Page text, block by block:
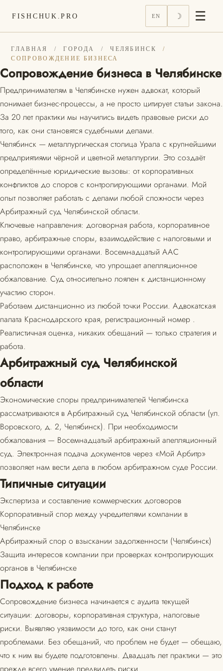
FISHCHUK.PRO EN ☽ ☰
ГЛАВНАЯ / ГОРОДА / ЧЕЛЯБИНСК
/
СОПРОВОЖДЕНИЕ БИЗНЕСА
Сопровождение бизнеса в Челябинске
Предпринимателям в Челябинске нужен адвокат, который
понимает бизнес-процессы, а не просто цитирует статьи закона.
За 20 лет практики мы научились видеть правовые риски до
того, как они становятся судебными делами.
Челябинск — металлургическая столица Урала с крупнейшими
предприятиями чёрной и цветной металлургии. Это создаёт
определённые юридические вызовы: от корпоративных
конфликтов до споров с контролирующими органами. Мой
опыт позволяет работать с делами любой сложности через
Арбитражный суд Челябинской области.
Ключевые направления: договорная работа, корпоративное
право, арбитражные споры, взаимодействие с налоговыми и
контролирующими органами. Восемнадцатый ААС
расположен в Челябинске, что упрощает апелляционное
обжалование. Суд относительно лоялен к дистанционному
участию сторон.
Работаем дистанционно из любой точки России. Адвокатская
палата Краснодарского края, регистрационный номер .
Реалистичная оценка, никаких обещаний — только стратегия и
работа.
Арбитражный суд Челябинской
области
Экономические споры предпринимателей Челябинска
рассматриваются в Арбитражный суд Челябинской области (ул.
Воровского, д. 2, Челябинск). При необходимости
обжалования — Восемнадцатый арбитражный апелляционный
суд. Электронная подача документов через «Мой Арбитр»
позволяет нам вести дела в любом арбитражном суде России.
Типичные ситуации
Экспертиза и составление коммерческих договоров
Корпоративный спор между учредителями компании в
Челябинске
Арбитражный спор о взыскании задолженности (Челябинск)
Защита интересов компании при проверках контролирующих
органов в Челябинске
Подход к работе
Сопровождение бизнеса начинается с аудита текущей
ситуации: договоры, корпоративная структура, налоговые
риски. Выявляю уязвимости до того, как они станут
проблемами. Без обещаний, что проблем не будет — обещаю,
что к ним вы будете подготовлены. Двадцать лет практики — это